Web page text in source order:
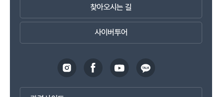
찾아오시는 길
사이버투어